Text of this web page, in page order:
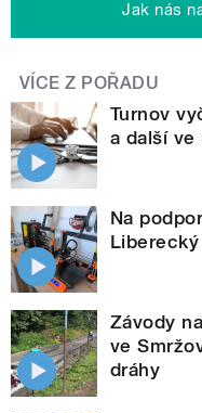
Jak nás
VÍCE Z POŘADU
Turnov
a další ve
Na
Závody
ve
dráhy